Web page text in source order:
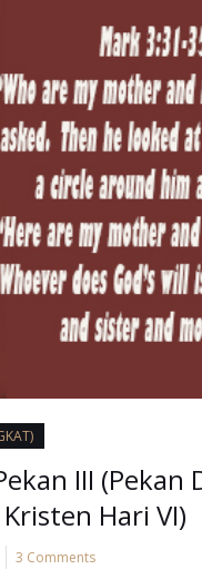
III (Pekan
Hari VI)
3 Comments